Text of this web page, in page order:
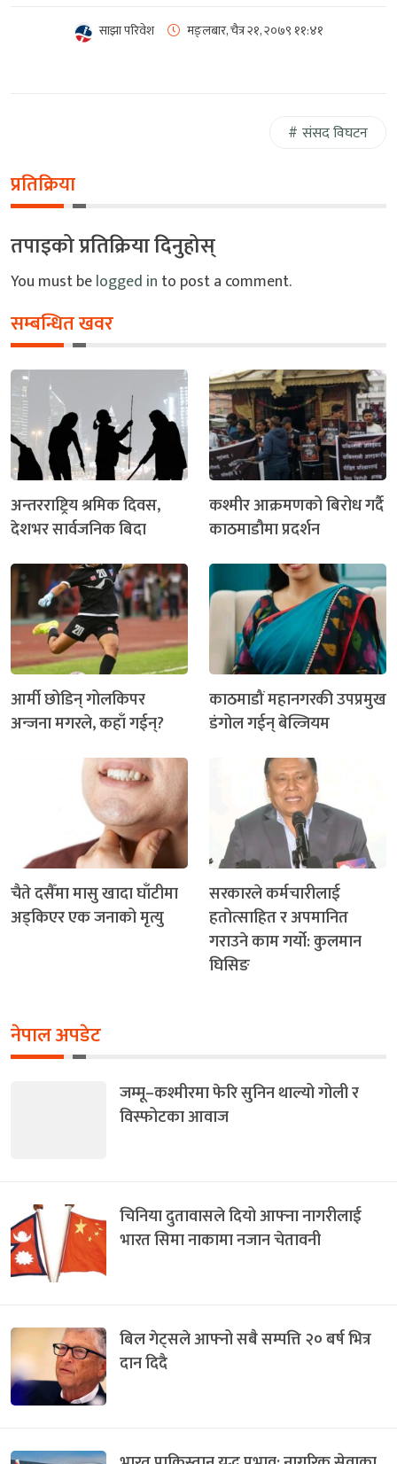
साझा परिवेश मङ्लबार, चैत्र २१, २०७९ ११:४१
संसद विघटन
प्रतिक्रिया
तपाइको प्रतिक्रिया दिनुहोस्
You must belogged in to post a comment.
सम्बन्धित खवर
अन्तरराष्ट्रिय श्रमिक दिवस,
देशभर सार्वजनिक बिदा
कश्मीर आक्रमणको बिरोध गर्दै
काठमाडौमा प्रदर्शन
आर्मी छोडिन् गोलकिपर
अन्जना मगरले, कहाँ गईन्?
काठमाडौं महानगरकी उपप्रमुख
डंगोल गईन् बेल्जियम
चैते दसैँमा मासु खादा घाँटीमा
अड्किएर एक जनाको मृत्यु
सरकारले कर्मचारीलाई
हतोत्साहित र अपमानित
गराउने काम गर्यो: कुलमान
घिसिङ
नेपाल अपडेट
जम्मू–कश्मीरमा फेरि सुनिन थाल्यो गोली र
विस्फोटका आवाज
चिनिया दुतावासले दियो आफ्ना नागरीलाई
भारत सिमा नाकामा नजान चेतावनी
बिल गेट्सले आफ्नो सबै सम्पत्ति २० बर्ष भित्र
दान दिदै